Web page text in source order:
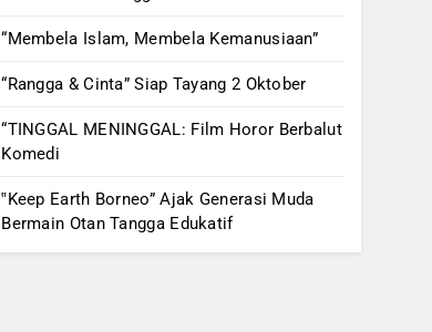
“Membela Islam, Membela Kemanusiaan”
“Rangga & Cinta” Siap Tayang 2 Oktober
“TINGGAL MENINGGAL: Film Horor Berbalut
Komedi
‟Keep Earth Borneo” Ajak Generasi Muda
Bermain Otan Tangga Edukatif